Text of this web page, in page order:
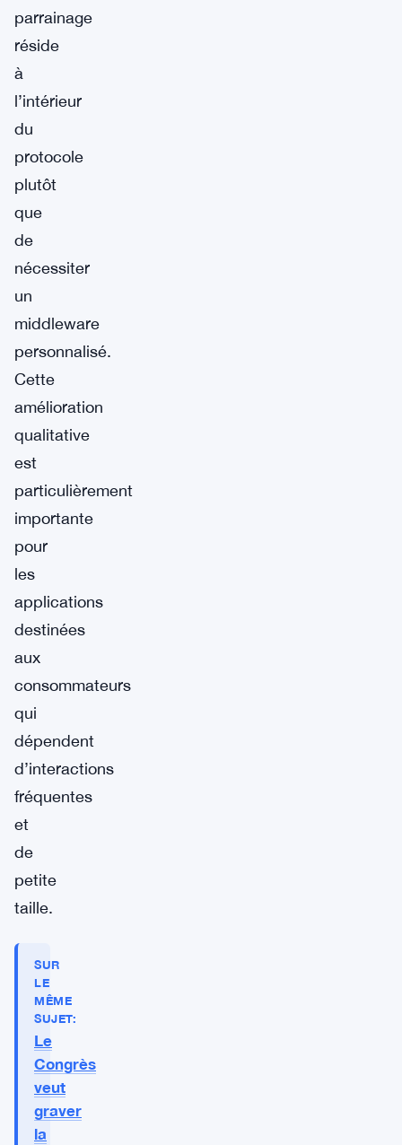
parrainage
réside
à
l’intérieur
du
protocole
plutôt
que
de
nécessiter
un
middleware
personnalisé.
Cette
amélioration
qualitative
est
particulièrement
importante
pour
les
applications
destinées
aux
consommateurs
qui
dépendent
d’interactions
fréquentes
et
de
petite
taille.
SUR
LE
MÊME
SUJET:
Le
Congrès
veut
graver
la